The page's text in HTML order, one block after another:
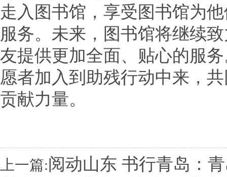
走入图书馆，享受图书馆为
服务。未来，图书馆将继续
友提供更加全面、贴心的服
愿者加入到助残行动中来，
贡献力量。
上一篇:阅动山东 书行青岛：